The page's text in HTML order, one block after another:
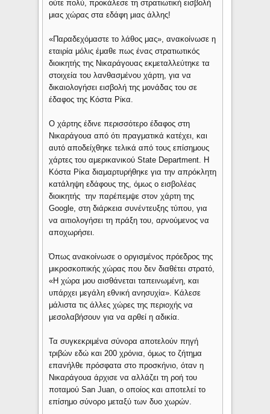
ούτε πολύ, προκάλεσε τη στρατιωτική εισβολή
μιας χώρας στα εδάφη μιας άλλης!
«Παραδεχόμαστε το λάθος μας», ανακοίνωσε η
εταιρία μόλις έμαθε πως ένας στρατιωτικός
διοικητής της Νικαράγουας εκμεταλλεύτηκε τα
στοιχεία του λανθασμένου χάρτη, για να
δικαιολογήσει εισβολή της μονάδας του σε
έδαφος της Κόστα Ρίκα.
Ο χάρτης έδινε περισσότερο έδαφος στη
Νικαράγουα από ότι πραγματικά κατέχει, και
αυτό αποδείχθηκε τελικά από τους επίσημους
χάρτες του αμερικανικού State Department. Η
Κόστα Ρίκα διαμαρτυρήθηκε για την απρόκλητη
κατάληψη εδάφους της, όμως ο εισβολέας
διοικητής την παρέπεμψε στον χάρτη της
Google, στη διάρκεια συνέντευξης τύπου, για
να αιτιολογήσει τη πράξη του, αρνούμενος να
αποχωρήσει.
Όπως ανακοίνωσε ο οργισμένος πρόεδρος της
μικροσκοπικής χώρας που δεν διαθέτει στρατό,
«Η χώρα μου αισθάνεται ταπεινωμένη, και
υπάρχει μεγάλη εθνική ανησυχία». Κάλεσε
μάλιστα τις άλλες χώρες της περιοχής να
μεσολαβήσουν για να αρθεί η αδικία.
Τα συγκεκριμένα σύνορα αποτελούν πηγή
τριβών εδώ και 200 χρόνια, όμως το ζήτημα
επανήλθε πρόσφατα στο προσκήνιο, όταν η
Νικαράγουα άρχισε να αλλάζει τη ροή του
ποταμού San Juan, ο οποίος και αποτελεί το
επίσημο σύνορο μεταξύ των δυο χωρών.